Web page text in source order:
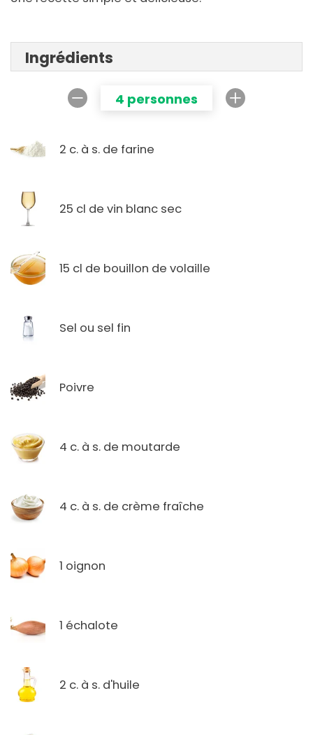
Ingrédients
4 personnes
2 c. à s. de farine
25 cl de vin blanc sec
15 cl de bouillon de volaille
Sel ou sel fin
Poivre
4 c. à s. de moutarde
4 c. à s. de crème fraîche
1 oignon
1 échalote
2 c. à s. d'huile